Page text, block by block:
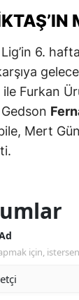
6.
Furkan
Mert
için,